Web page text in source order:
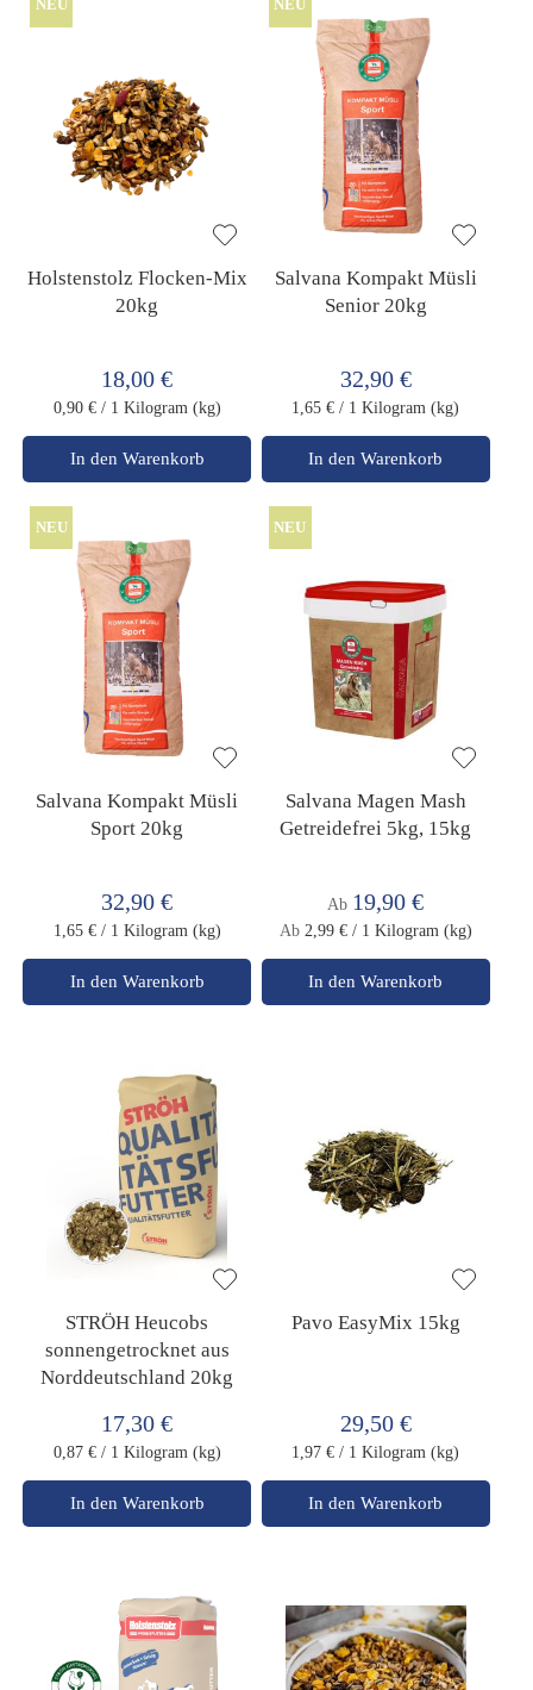
NEU
Holstenstolz Flocken-Mix
20kg
18,00 €
0,90 € / 1 Kilogram (kg)
In den Warenkorb
NEU
Salvana Kompakt Müsli
Senior 20kg
32,90 €
1,65 € / 1 Kilogram (kg)
In den Warenkorb
NEU
Salvana Kompakt Müsli
Sport 20kg
32,90 €
1,65 € / 1 Kilogram (kg)
In den Warenkorb
NEU
Salvana Magen Mash
Getreidefrei 5kg, 15kg
Ab 19,90 €
Ab 2,99 € / 1 Kilogram (kg)
In den Warenkorb
STRÖH Heucobs
sonnengetrocknet aus
Norddeutschland 20kg
17,30 €
0,87 € / 1 Kilogram (kg)
In den Warenkorb
Pavo EasyMix 15kg
29,50 €
1,97 € / 1 Kilogram (kg)
In den Warenkorb